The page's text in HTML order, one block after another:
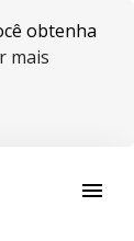
obtenha
mais
menu